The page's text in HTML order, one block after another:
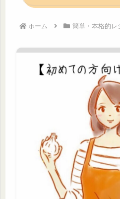
ホーム 簡単・本格的レ